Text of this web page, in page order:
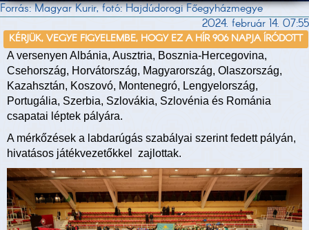
Forrás: Magyar Kurir, fotó: Hajdúdorogi Főegyházmegye
2024. február 14. 07:55
KÉRJÜK, VEGYE FIGYELEMBE, HOGY EZ A HÍR 906 NAPJA ÍRÓDOTT
A versenyen Albánia, Ausztria, Bosznia-Hercegovina,
Csehország, Horvátország, Magyarország, Olaszország,
Kazahsztán, Koszovó, Montenegró, Lengyelország,
Portugália, Szerbia, Szlovákia, Szlovénia és Románia
csapatai léptek pályára.
A mérkőzések a labdarúgás szabályai szerint fedett pályán,
hivatásos játékvezetőkkel zajlottak.